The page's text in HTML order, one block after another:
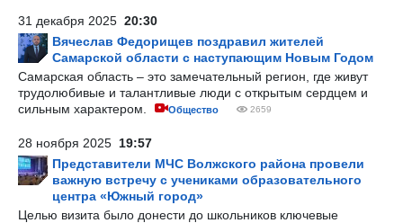
31 декабря 2025 20:30
Вячеслав Федорищев поздравил жителей
Самарской области с наступающим Новым Годом
Самарская область – это замечательный регион, где живут
трудолюбивые и талантливые люди с открытым сердцем и
сильным характером.
Общество 2659
28 ноября 2025 19:57
Представители МЧС Волжского района провели
важную встречу с учениками образовательного
центра «Южный город»
Целью визита было донести до школьников ключевые